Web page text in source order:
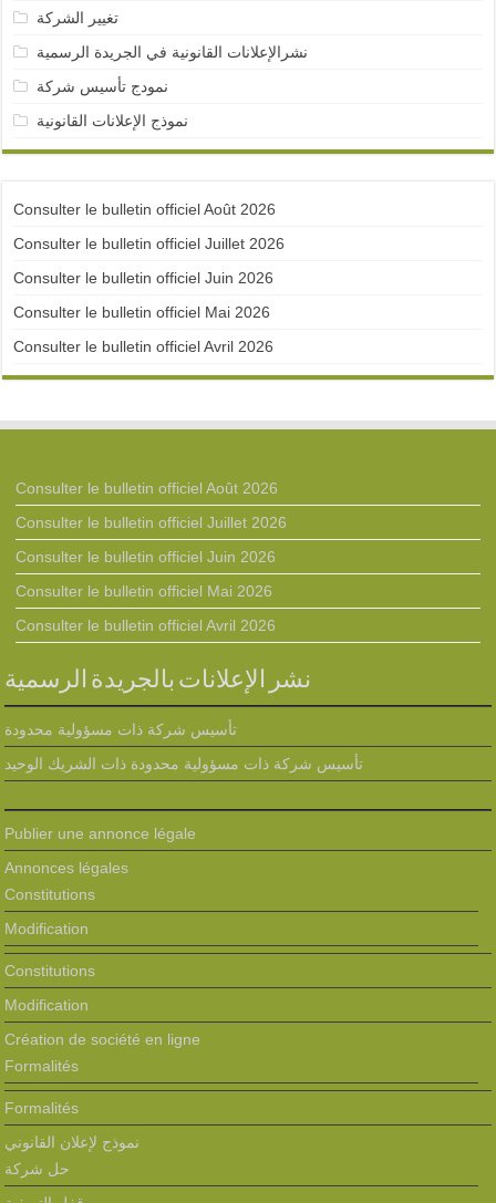
تغيير الشركة
نشرالإعلانات القانونية في الجريدة الرسمية
نمودج تأسيس شركة
نموذج الإعلانات القانونية
Consulter le bulletin officiel Août 2026
Consulter le bulletin officiel Juillet 2026
Consulter le bulletin officiel Juin 2026
Consulter le bulletin officiel Mai 2026
Consulter le bulletin officiel Avril 2026
Consulter le bulletin officiel Août 2026
Consulter le bulletin officiel Juillet 2026
Consulter le bulletin officiel Juin 2026
Consulter le bulletin officiel Mai 2026
Consulter le bulletin officiel Avril 2026
نشر الإعلانات بالجريدة الرسمية
تأسيس شركة ذات مسؤولية محدودة
تأسيس شركة ذات مسؤولية محدودة ذات الشريك الوحيد
Publier une annonce légale
Annonces légales
Constitutions
Modification
Constitutions
Modification
Création de société en ligne
Formalités
Formalités
نموذج لإعلان القانوني
حل شركة